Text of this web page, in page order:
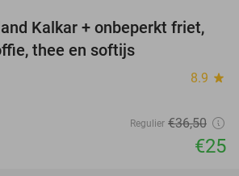
32%
Kalkar + onbeperkt friet,
thee en softijs
8.9 star
Regulier €36,50
€25